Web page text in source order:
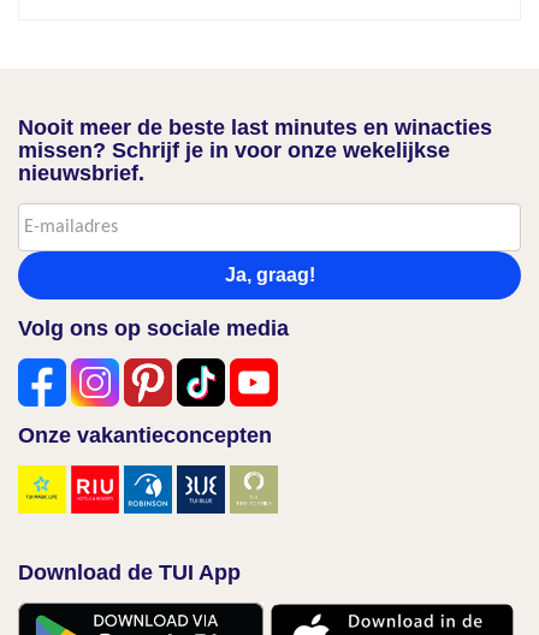
Nooit meer de beste last minutes en winacties
missen? Schrijf je in voor onze wekelijkse
nieuwsbrief.
Ja, graag!
Volg ons op sociale media
Onze vakantieconcepten
Download de TUI App